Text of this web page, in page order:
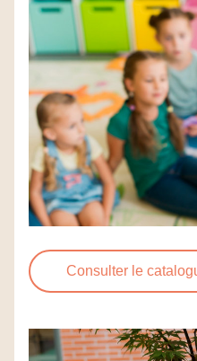
Consulter le